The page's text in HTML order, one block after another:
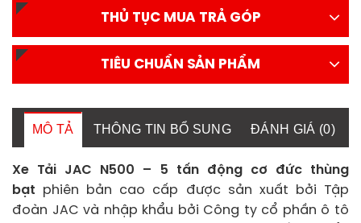
THỦ TỤC MUA TRẢ GÓP
TIÊU CHUẨN SẢN PHẨM
MÔ TẢ THÔNG TIN BỔ SUNG ĐÁNH GIÁ (0)
Xe Tải JAC N500 – 5 tấn động cơ đức thùng
bạt phiên bản cao cấp được sản xuất bởi Tập
đoàn JAC và nhập khẩu bởi Công ty cổ phần ô tô